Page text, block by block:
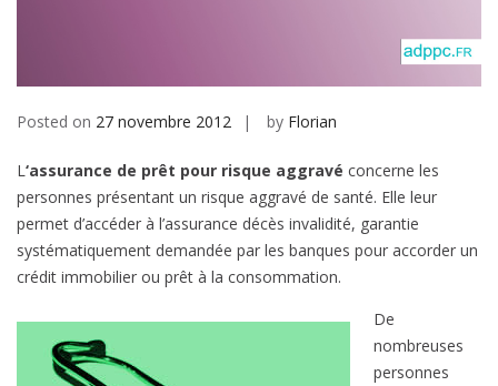
i
l
Posted on 27 novembre 2012 by Florian
L ‘assurance de prêt pour risque aggravé concerne les
personnes présentant un risque aggravé de santé. Elle leur
permet d’accéder à l’assurance décès invalidité, garantie
systématiquement demandée par les banques pour accorder un
crédit immobilier ou prêt à la consommation.
De
nombreuses
personnes